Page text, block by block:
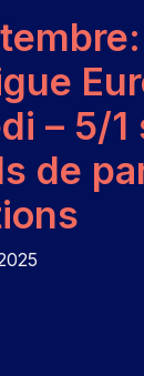
– 5/1
de